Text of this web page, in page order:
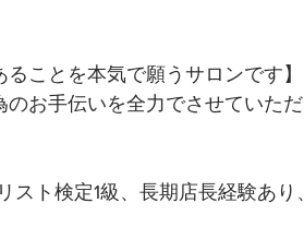
ることを本気で願うサロンです】
のお手伝いを全力でさせていた
スト検定1級、長期店長経験あ